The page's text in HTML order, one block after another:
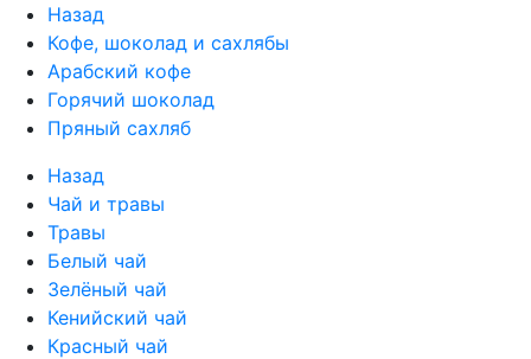
Назад
Кофе, шоколад и сахлябы
Арабский кофе
Горячий шоколад
Пряный сахляб
Назад
Чай и травы
Травы
Белый чай
Зелёный чай
Кенийский чай
Красный чай